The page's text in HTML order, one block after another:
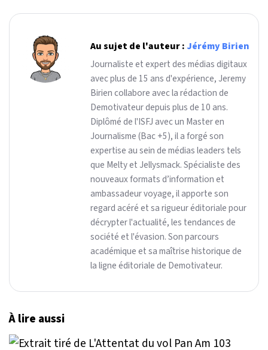
Au sujet de l'auteur : Jérémy Birien
Journaliste et expert des médias digitaux
avec plus de 15 ans d'expérience, Jeremy
Birien collabore avec la rédaction de
Demotivateur depuis plus de 10 ans.
Diplômé de l'ISFJ avec un Master en
Journalisme (Bac +5), il a forgé son
expertise au sein de médias leaders tels
que Melty et Jellysmack. Spécialiste des
nouveaux formats d’information et
ambassadeur voyage, il apporte son
regard acéré et sa rigueur éditoriale pour
décrypter l'actualité, les tendances de
société et l'évasion. Son parcours
académique et sa maîtrise historique de
la ligne éditoriale de Demotivateur.
À lire aussi